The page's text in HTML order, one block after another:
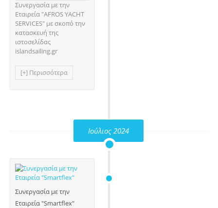
Συνεργασία με την
Εταιρεία "AFROS YACHT
SERVICES" με σκοπό την
κατασκευή της
ιστοσελίδας
islandsailing.gr
[+] Περισσότερα
Ιούλιος 2024
Συνεργασία με την
Εταιρεία "Smartflex"